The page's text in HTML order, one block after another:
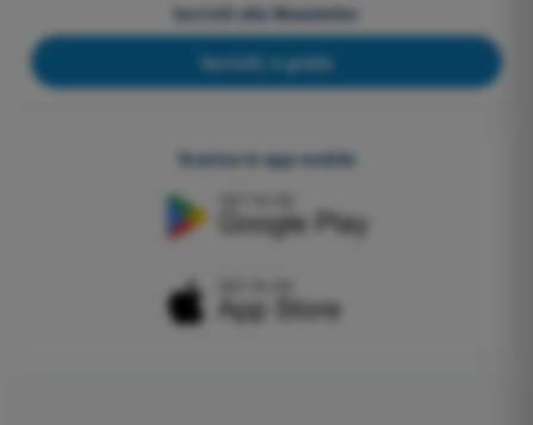
Iscriviti alla Newsletter
Iscriviti, è gratis
Scarica le app mobile